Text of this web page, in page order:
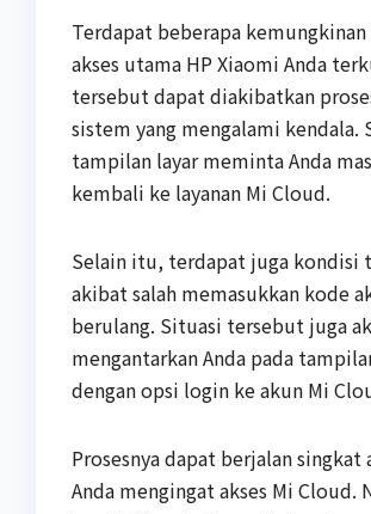
Terdapat beberapa kemungkinan
akses utama HP Xiaomi Anda
tersebut dapat diakibatkan
sistem yang mengalami kendala.
tampilan layar meminta Anda
kembali ke layanan Mi Cloud.
Selain itu, terdapat juga kondisi
akibat salah memasukkan kode
berulang. Situasi tersebut juga
mengantarkan Anda pada
dengan opsi login ke akun Mi
Prosesnya dapat berjalan singkat
Anda mengingat akses Mi Cloud.